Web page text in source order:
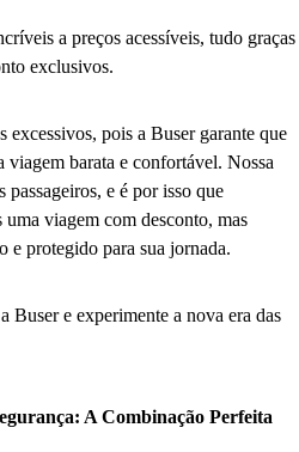
a preços acessíveis, tudo graças
exclusivos.
excessivos, pois a Buser garante que
viagem barata e confortável. Nossa
passageiros, e é por isso que
viagem com desconto, mas
e protegido para sua jornada.
Buser e experimente a nova era das
A Combinação Perfeita